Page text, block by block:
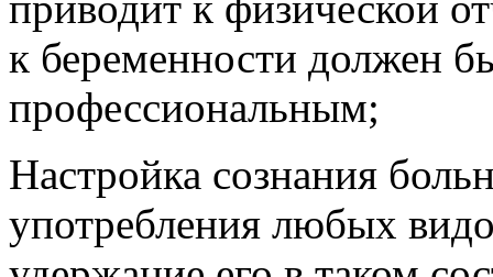
к беременности должен
профессиональным;
Настройка сознания
употребления любых